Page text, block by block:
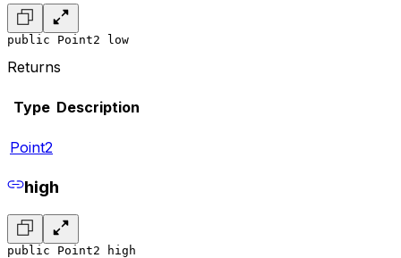
public Point2 low
Returns
Type Description
Point2
high
public Point2 high